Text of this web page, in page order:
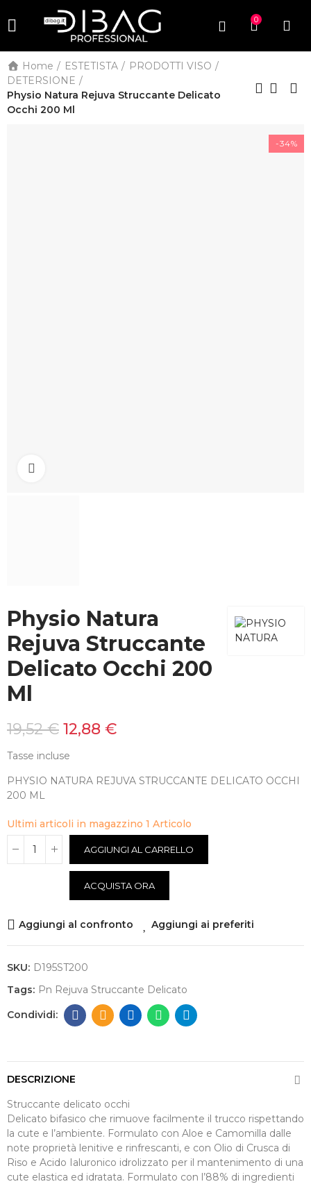
0
Home ESTETISTA
PRODOTTI VISO
DETERSIONE
Physio Natura Rejuva Struccante Delicato
Occhi 200 Ml
-34%
Physio Natura
Rejuva Struccante
Delicato Occhi 200
Ml
19,52 € 12,88 €
Tasse incluse
PHYSIO NATURA REJUVA STRUCCANTE DELICATO OCCHI
200 ML
Ultimi articoli in magazzino 1 Articolo
AGGIUNGI AL CARRELLO
ACQUISTA ORA
Aggiungi al confronto Aggiungi ai preferiti
SKU: D195ST200
Tags: Pn Rejuva Struccante Delicato
DESCRIZIONE
Struccante delicato occhi
Delicato bifasico che rimuove facilmente il trucco rispettando
la cute e l’ambiente. Formulato con Aloe e Camomilla dalle
note proprietà lenitive e rinfrescanti, e con Olio di Crusca di
Riso e Acido Ialuronico idrolizzato per il mantenimento di una
cute elastica ed idratata. Formulato con l’88% di ingredienti